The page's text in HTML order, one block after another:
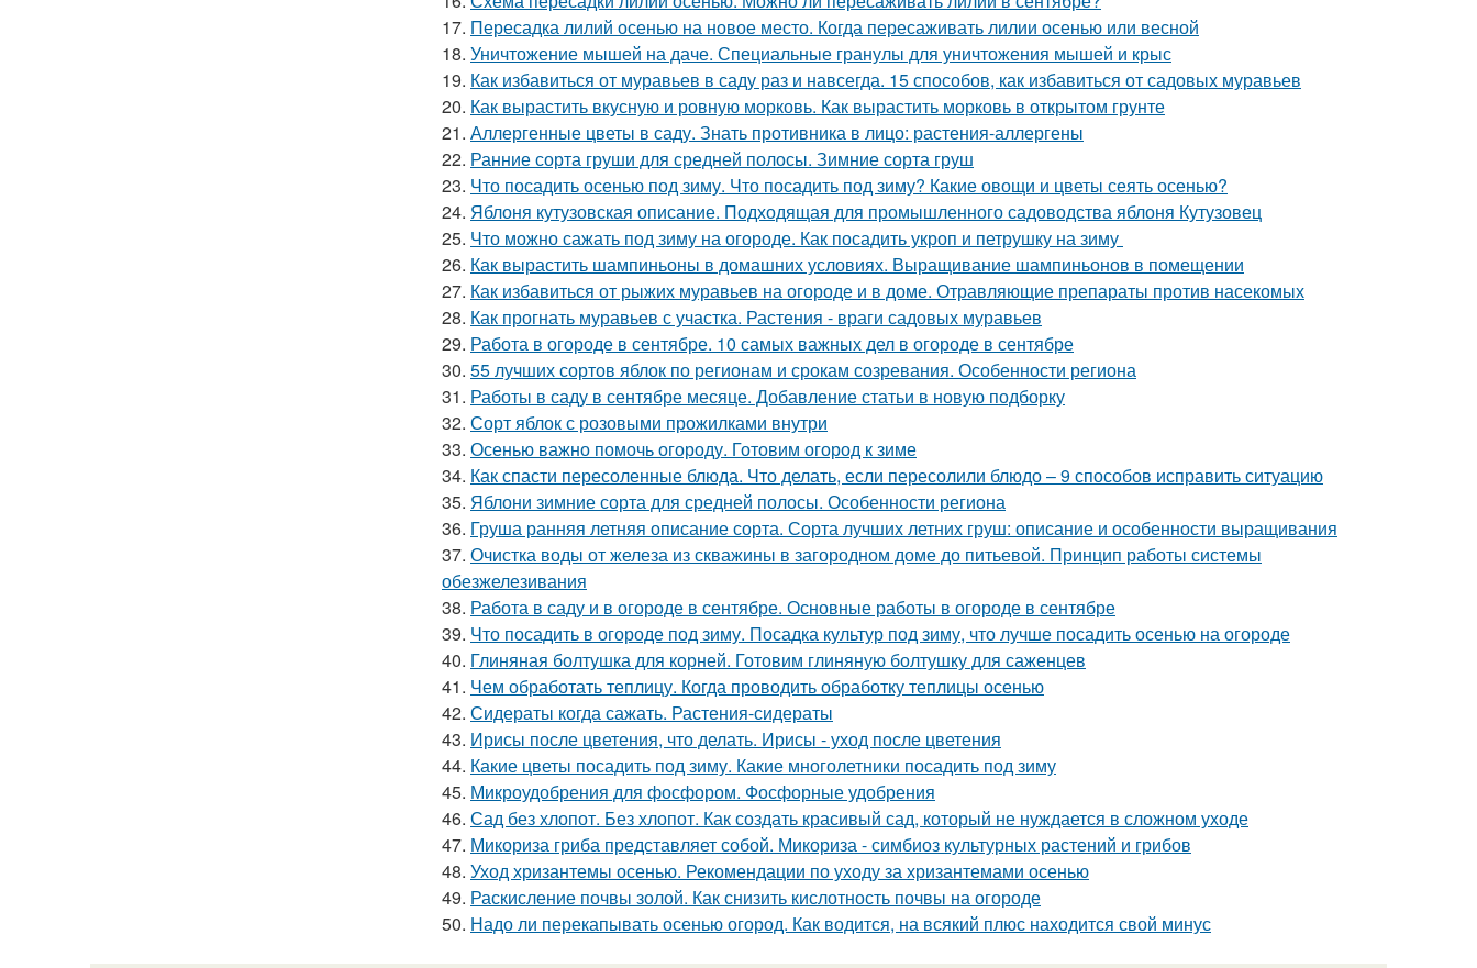
17. Пересадка лилий осенью на новое место. Когда пересаживать лилии осенью или весной
18. Уничтожение мышей на даче. Специальные гранулы для уничтожения мышей и крыс
19. Как избавиться от муравьев в саду раз и навсегда. 15 способов, как избавиться от садовых муравьев
20. Как вырастить вкусную и ровную морковь. Как вырастить морковь в открытом грунте
21. Аллергенные цветы в саду. Знать противника в лицо: растения-аллергены
22. Ранние сорта груши для средней полосы. Зимние сорта груш
23. Что посадить осенью под зиму. Что посадить под зиму? Какие овощи и цветы сеять осенью?
24. Яблоня кутузовская описание. Подходящая для промышленного садоводства яблоня Кутузовец
25. Что можно сажать под зиму на огороде. Как посадить укроп и петрушку на зиму
26. Как вырастить шампиньоны в домашних условиях. Выращивание шампиньонов в помещении
27. Как избавиться от рыжих муравьев на огороде и в доме. Отравляющие препараты против насекомых
28. Как прогнать муравьев с участка. Растения - враги садовых муравьев
29. Работа в огороде в сентябре. 10 самых важных дел в огороде в сентябре
30. 55 лучших сортов яблок по регионам и срокам созревания. Особенности региона
31. Работы в саду в сентябре месяце. Добавление статьи в новую подборку
32. Сорт яблок с розовыми прожилками внутри
33. Осенью важно помочь огороду. Готовим огород к зиме
34. Как спасти пересоленные блюда. Что делать, если пересолили блюдо – 9 способов исправить ситуацию
35. Яблони зимние сорта для средней полосы. Особенности региона
36. Груша ранняя летняя описание сорта. Сорта лучших летних груш: описание и особенности выращивания
37. Очистка воды от железа из скважины в загородном доме до питьевой. Принцип работы системы
обезжелезивания
38. Работа в саду и в огороде в сентябре. Основные работы в огороде в сентябре
39. Что посадить в огороде под зиму. Посадка культур под зиму, что лучше посадить осенью на огороде
40. Глиняная болтушка для корней. Готовим глиняную болтушку для саженцев
41. Чем обработать теплицу. Когда проводить обработку теплицы осенью
42. Сидераты когда сажать. Растения-сидераты
43. Ирисы после цветения, что делать. Ирисы - уход после цветения
44. Какие цветы посадить под зиму. Какие многолетники посадить под зиму
45. Микроудобрения для фосфором. Фосфорные удобрения
46. Сад без хлопот. Без хлопот. Как создать красивый сад, который не нуждается в сложном уходе
47. Микориза гриба представляет собой. Микориза - симбиоз культурных растений и грибов
48. Уход хризантемы осенью. Рекомендации по уходу за хризантемами осенью
49. Раскисление почвы золой. Как снизить кислотность почвы на огороде
50. Надо ли перекапывать осенью огород. Как водится, на всякий плюс находится свой минус